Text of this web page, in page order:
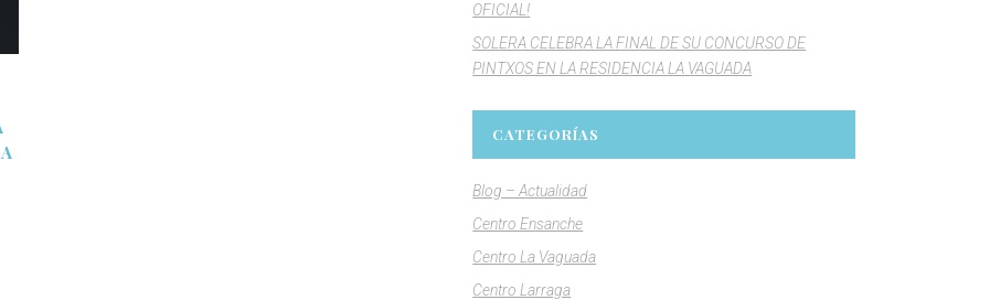
OFICIAL!
SOLERA CELEBRA LA FINAL DE SU CONCURSO DE
PINTXOS EN LA RESIDENCIA LA VAGUADA
CATEGORÍAS
Blog – Actualidad
Centro Ensanche
Centro La Vaguada
Centro Larraga